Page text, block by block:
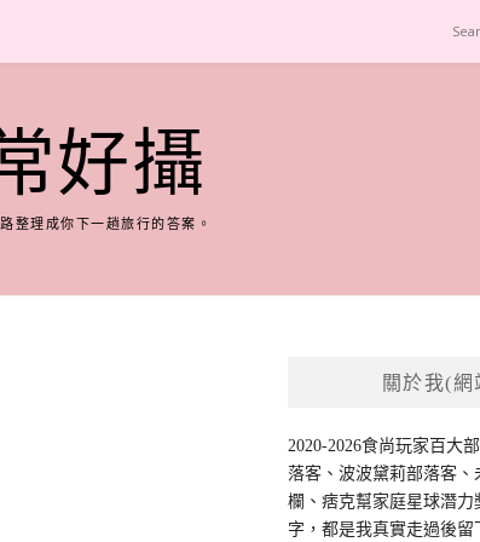
好攝
整理成你下一趟旅行的答案。
關於我(網
2020-2026食尚玩家百大
落客、波波黛莉部落客、
欄、痞克幫家庭星球潛
字，都是我真實走過後留